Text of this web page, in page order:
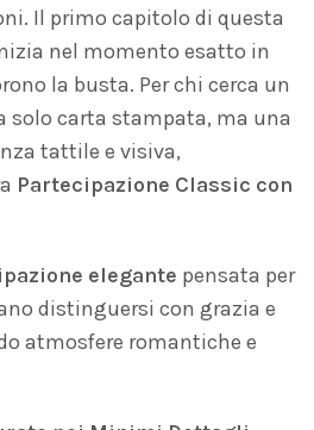
Il primo capitolo di questa
nel momento esatto in
la busta. Per chi cerca un
solo carta stampata, ma una
tattile e visiva,
Partecipazione Classic con
elegante pensata per
distinguersi con grazia e
atmosfere romantiche e